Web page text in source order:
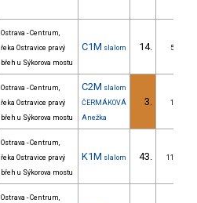
Ostrava - Centrum,
řeka Ostravice pravý
břeh u Sýkorova mostu
C1M slalom 14. 5/ZS
Ostrava - Centrum,
řeka Ostravice pravý
břeh u Sýkorova mostu
C2M slalom
ČERMÁKOVÁ
Anežka
3. 1/ZS
Ostrava - Centrum,
řeka Ostravice pravý
břeh u Sýkorova mostu
K1M slalom 43. 11/ZS
Ostrava - Centrum,